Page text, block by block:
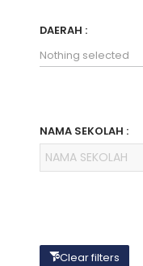
DAERAH :
Nothing selected
NAMA SEKOLAH :
Clear filters